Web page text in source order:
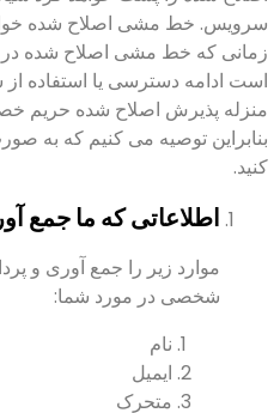
زمانی که خط مشی اصلاح شده
است ادامه دسترسی یا استفاده
منزله پذیرش اصلاح شده حریم
بنابراین توصیه می کنیم که به
کنید.
اطلاعاتی که ما جمع
موارد زیر را جمع آوری و
شخصی در مورد شما:
نام
ایمیل
متحرک